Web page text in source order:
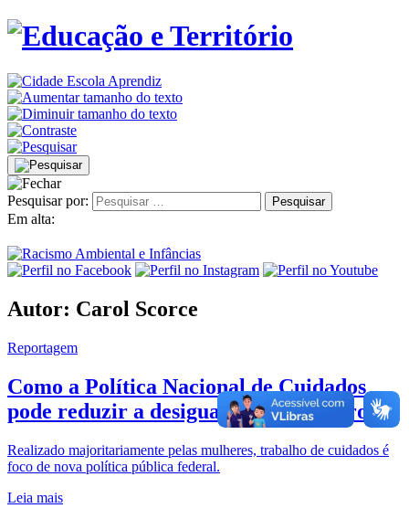
Pesquisar por:
Em alta:
Autor: Carol Scorce
Reportagem
Como a Política Nacional de Cuidados
pode reduzir a desigualdade de gênero
Realizado majoritariamente pelas mulheres, trabalho de cuidados é
foco de nova política pública federal.
Leia mais